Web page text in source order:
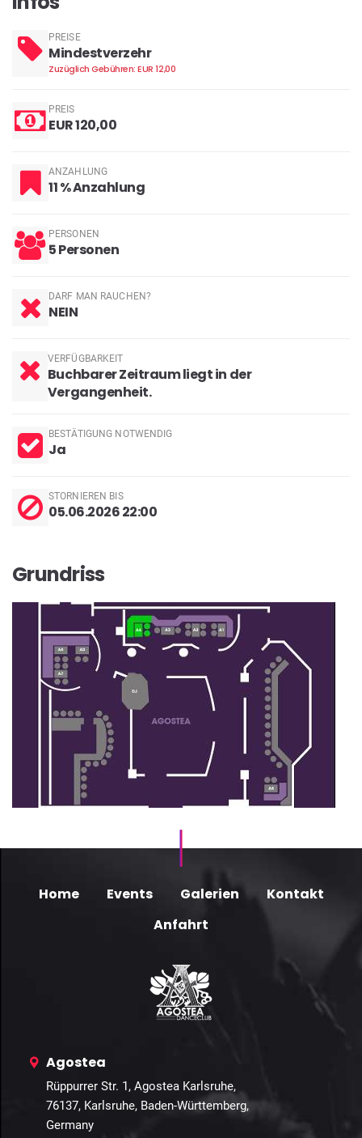
PREISE
Mindestverzehr
Zuzüglich Gebühren: EUR 12,00
PREIS
EUR 120,00
ANZAHLUNG
11 % Anzahlung
PERSONEN
5 Personen
DARF MAN RAUCHEN?
NEIN
VERFÜGBARKEIT
Buchbarer Zeitraum liegt in der
Vergangenheit.
BESTÄTIGUNG NOTWENDIG
Ja
STORNIEREN BIS
05.06.2026 22:00
Grundriss
Home Events Galerien
Kontakt
Anfahrt
Agostea
Rüppurrer Str. 1, Agostea Karlsruhe,
76137, Karlsruhe, Baden-Württemberg,
Germany